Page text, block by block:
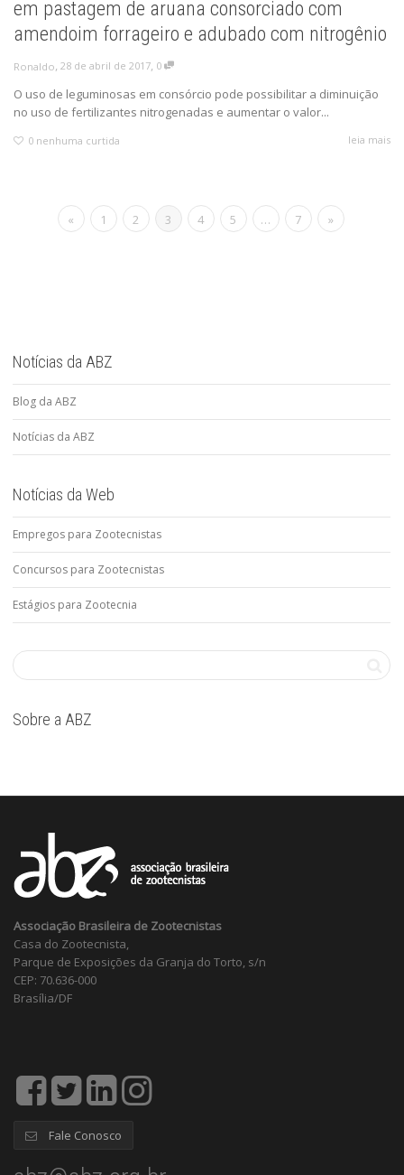
em pastagem de aruana consorciado com
amendoim forrageiro e adubado com nitrogênio
Ronaldo, 28 de abril de 2017, 0
O uso de leguminosas em consórcio pode possibilitar a diminuição
no uso de fertilizantes nitrogenadas e aumentar o valor...
0 nenhuma curtida leia mais
« 1 2 3 4 5 … 7 »
Notícias da ABZ
Blog da ABZ
Notícias da ABZ
Notícias da Web
Empregos para Zootecnistas
Concursos para Zootecnistas
Estágios para Zootecnia
Sobre a ABZ
Associação Brasileira de Zootecnistas
Casa do Zootecnista,
Parque de Exposições da Granja do Torto, s/n
CEP: 70.636-000
Brasília/DF
Fale Conosco